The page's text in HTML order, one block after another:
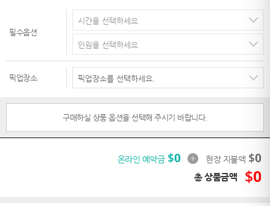
필수옵션
픽업장소
구매하실 상품 옵션을 선택해 주시기 바랍니다.
온라인 예약금 $0 현장 지불액 $0
총 상품금액 $0